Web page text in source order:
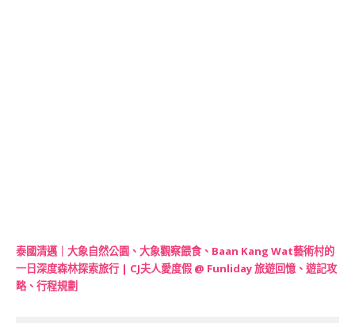
泰國清邁｜大象自然公園、大象觀察餵食、Baan Kang Wat藝術村的
一日深度森林探索旅行 | CJ夫人愛度假 @ Funliday 旅遊回憶、遊記攻
略、行程規劃